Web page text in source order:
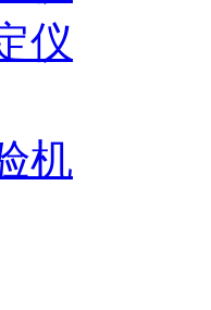
仪
机